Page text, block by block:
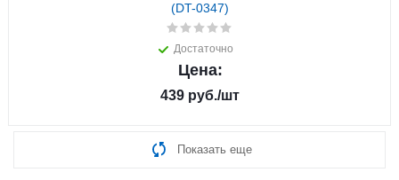
(DT-0347)
Достаточно
Цена:
439 руб./шт
Показать еще